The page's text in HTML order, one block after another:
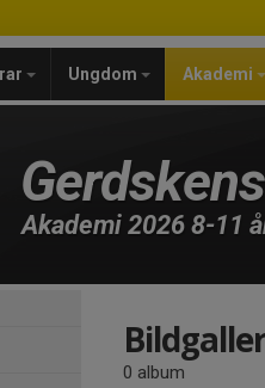
Ungdom Akademi
Akademi 2026 8-11
0 album